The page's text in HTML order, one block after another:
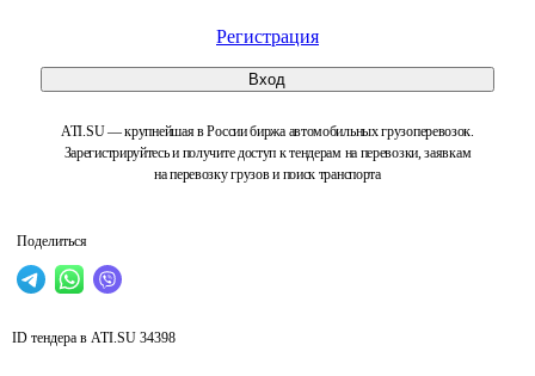
Регистрация
Вход
ATI.SU — крупнейшая в России биржа автомобильных грузоперевозок.
Зарегистрируйтесь и получите доступ к тендерам на перевозки, заявкам
на перевозку грузов и поиск транспорта
Поделиться
ID тендера в ATI.SU 34398